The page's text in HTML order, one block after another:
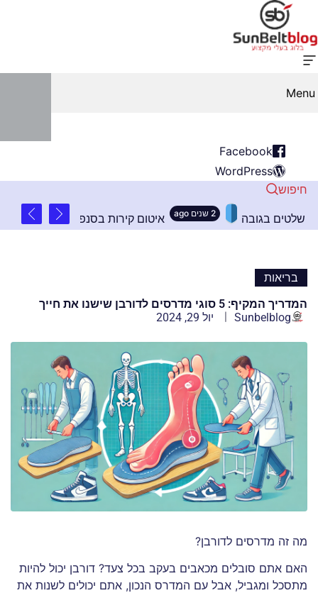
Menu
Facebook
WordPress
חיפוש
עקרונות חשובים בהתקנת שלטים בגובה 2 שנים ago איטום
בריאות
המדריך המקיף: 5 סוגי מדרסים לדורבן שישנו את חייך
Sunbelblog
יול 29, 2024
מה זה מדרסים לדורבן?
האם אתם סובלים מכאבים בעקב בכל צעד? דורבן יכול להיות
מתסכל ומגביל, אבל עם המדרס הנכון, אתם יכולים לשנות את